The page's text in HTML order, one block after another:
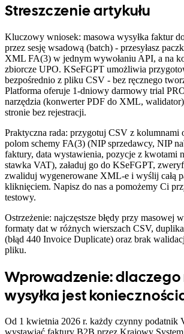
Streszczenie artykułu
Kluczowy wniosek: masowa wysyłka faktur
przez sesję wsadową (batch) - przesyłasz
XML FA(3) w jednym wywołaniu API, a na
zbiorcze UPO. KSeFGPT umożliwia
bezpośrednio z pliku CSV - bez ręcznego
Platforma oferuje 1-dniowy darmowy trial
narzędzia (konwerter PDF do XML, walidator)
stronie bez rejestracji.
Praktyczna rada: przygotuj CSV z kolumnami
polom schemy FA(3) (NIP sprzedawcy, NIP
faktury, data wystawienia, pozycje z kwotami
stawka VAT), załaduj go do KSeFGPT,
zwaliduj wygenerowane XML-e i wyślij całą
kliknięciem. Napisz do nas a pomożemy Ci
testowy.
Ostrzeżenie: najczęstsze błędy przy masowej
formaty dat w różnych wierszach CSV,
(błąd 440 Invoice Duplicate) oraz brak
pliku.
Wprowadzenie: dlaczego
wysyłka jest
Od 1 kwietnia 2026 r. każdy czynny podatnik